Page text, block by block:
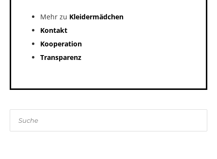
Mehr zu Kleidermädchen
Kontakt
Kooperation
Transparenz